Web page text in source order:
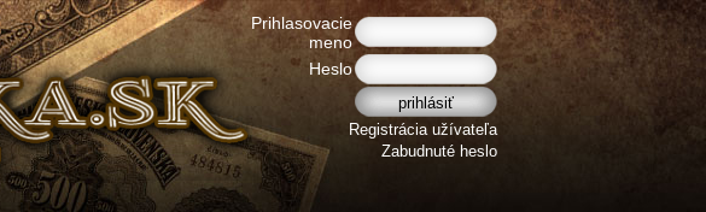
Prihlasovacie
meno
Heslo
Registrácia užívateľa
Zabudnuté heslo